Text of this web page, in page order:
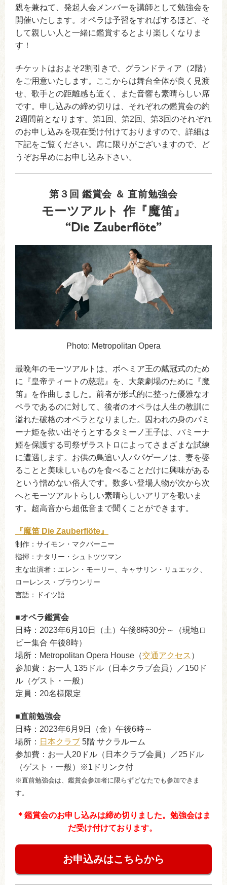
親を兼ねて、発起人会メンバーを講師として勉強会を
開催いたします。オペラは予習をすればするほど、そ
して親しい人と一緒に鑑賞するとより楽しくなりま
す！
チケットはおよそ2割引きで、グランドティア（2階）
をご用意いたします。ここからは舞台全体が良く見渡
せ、歌手との距離感も近く、また音響も素晴らしい席
です。申し込みの締め切りは、それぞれの鑑賞会の約
2週間前となります。第1回、第2回、第3回のそれぞれ
のお申し込みを現在受け付けておりますので、詳細は
下記をご覧ください。席に限りがございますので、ど
うぞお早めにお申し込み下さい。
第３回 鑑賞会 ＆ 直前勉強会
モーツアルト 作『魔笛』
“Die Zauberflöte”
Photo: Metropolitan Opera
最晩年のモーツアルトは、ボヘミア王の戴冠式のため
に『皇帝ティートの慈悲』を、大衆劇場のために『魔
笛』を作曲しました。前者が形式的に整った優雅なオ
ペラであるのに対して、後者のオペラは人生の教訓に
溢れた破格のオペラとなりました。囚われの身のパミ
ーナ姫を救い出そうとするタミーノ王子は、パミーナ
姫を保護する司祭ザラストロによってさまざまな試練
に遭遇します。お供の鳥追い人パパゲーノは、妻を娶
ることと美味しいものを食べることだけに興味がある
という憎めない俗人です。数多い登場人物が次から次
へとモーツアルトらしい素晴らしいアリアを歌いま
す。超高音から超低音まで聞くことができます。
『魔笛 Die Zauberflöte』
制作：サイモン・マクバーニー
指揮：ナタリー・シュトツツマン
主な出演者：エレン・モーリー、キャサリン・リュエック、
ローレンス・ブラウンリー
言語：ドイツ語
■オペラ鑑賞会
日時：2023年6月10日（土）午後8時30分～（現地ロ
ビー集合 午後8時）
場所：Metropolitan Opera House（交通アクセス ）
参加費：お一人 135ドル（日本クラブ会員）／150ド
ル（ゲスト・一般）
定員：20名様限定
■直前勉強会
日時：2023年6月9日（金）午後6時～
場所： 日本クラブ 5階 サクラルーム
参加費：お一人20ドル（日本クラブ会員）／25ドル
（ゲスト・一般）※1ドリンク付
※直前勉強会は、鑑賞会参加者に限らずどなたでも参加できま
す。
＊ 鑑賞会のお申し込みは締め切りました。勉強会はま
だ受け付けております。
お申込みはこちらから